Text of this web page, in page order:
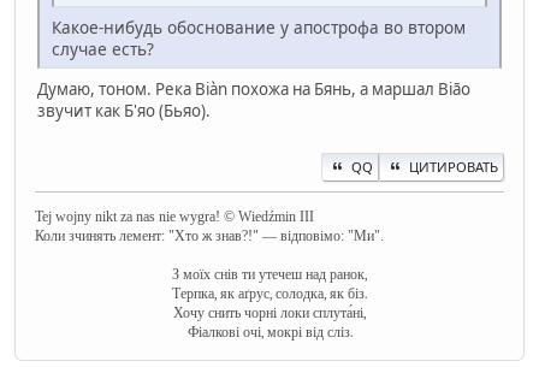
Какое-нибудь обоснование у апострофа во втором
случае есть?
Думаю, тоном. Река Biàn похожа на Бянь, а маршал Biāo
звучит как Б'яо (Бьяо).
QQ ЦИТИРОВАТЬ
Tej wojny nikt za nas nie wygra! © Wiedźmin III
Коли зчинять лемент: "Хто ж знав?!" — відповімо: "Ми".
З моїх снів ти утечеш над ранок,
Терпка, як аґрус, солодка, як біз.
Хочу снить чорні локи сплута́ні,
Фіалкові очі, мокрі від сліз.